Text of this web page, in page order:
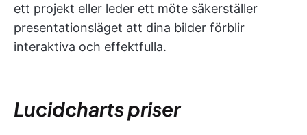
ett projekt eller leder ett möte säkerställer
presentationsläget att dina bilder förblir
interaktiva och effektfulla.
Lucidcharts priser